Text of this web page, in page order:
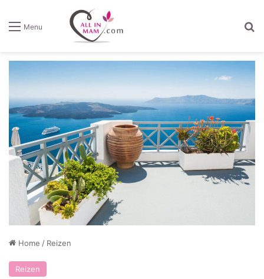
Menu
Home / Reizen
Reizen